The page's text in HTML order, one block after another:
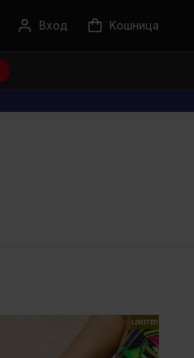
Вход Kошница
LIMITED